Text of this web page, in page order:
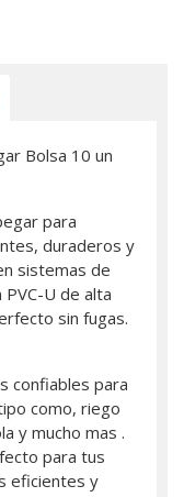
Bolsa 10 un
para
duraderos y
sistemas de
U de alta
sin fugas.
confiables para
como, riego
y mucho mas .
para tus
eficientes y